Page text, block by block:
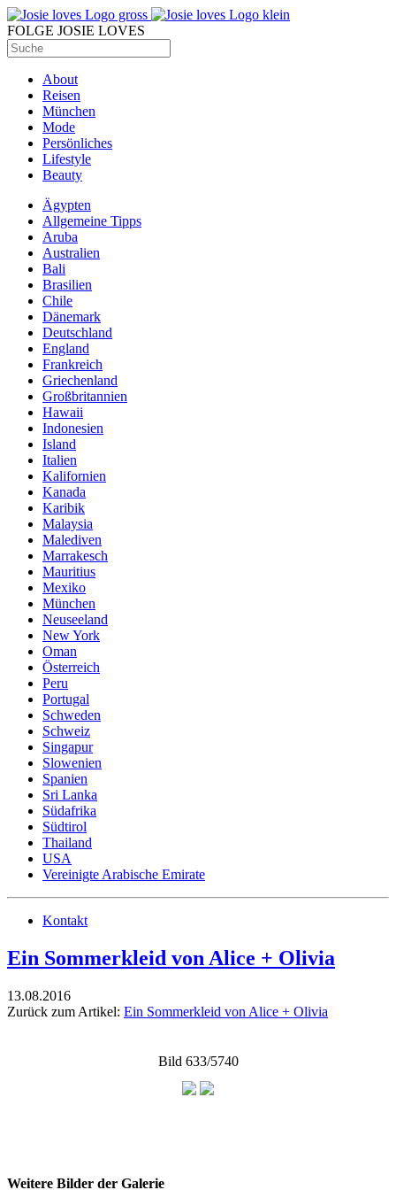
FOLGE JOSIE LOVES
About
Reisen
München
Mode
Persönliches
Lifestyle
Beauty
Ägypten
Allgemeine Tipps
Aruba
Australien
Bali
Brasilien
Chile
Dänemark
Deutschland
England
Frankreich
Griechenland
Großbritannien
Hawaii
Indonesien
Island
Italien
Kalifornien
Kanada
Karibik
Malaysia
Malediven
Marrakesch
Mauritius
Mexiko
München
Neuseeland
New York
Oman
Österreich
Peru
Portugal
Schweden
Schweiz
Singapur
Slowenien
Spanien
Sri Lanka
Südafrika
Südtirol
Thailand
USA
Vereinigte Arabische Emirate
Kontakt
Ein Sommerkleid von Alice + Olivia
13.08.2016
Zurück zum Artikel: Ein Sommerkleid von Alice + Olivia
Bild 633/5740
Weitere Bilder der Galerie